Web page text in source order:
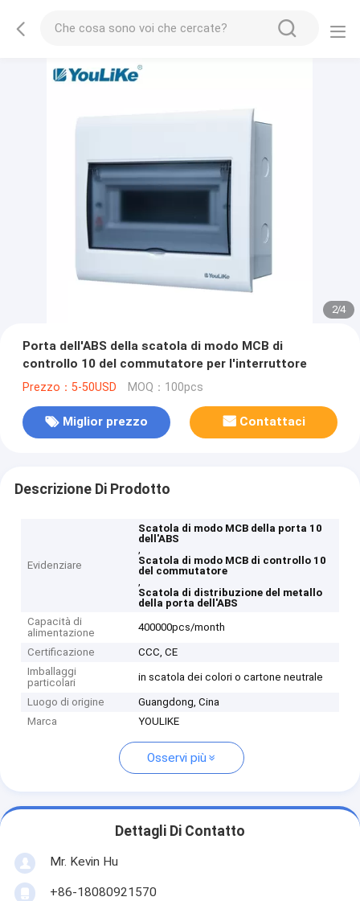
2/4
Porta dell'ABS della scatola di modo MCB di
controllo 10 del commutatore per l'interruttore
Prezzo：5-50USD MOQ：100pcs
Miglior prezzo Contattaci
Descrizione Di Prodotto
Evidenziare
Scatola di modo MCB della porta 10
dell'ABS
,
Scatola di modo MCB di controllo 10
del commutatore
,
Scatola di distribuzione del metallo
della porta dell'ABS
Capacità di
alimentazione
400000pcs/month
Certificazione
CCC, CE
Imballaggi
particolari
in scatola dei colori o cartone neutrale
Luogo di origine
Guangdong, Cina
Marca
YOULIKE
Osservi più
Dettagli Di Contatto
Mr. Kevin Hu
+86-18080921570